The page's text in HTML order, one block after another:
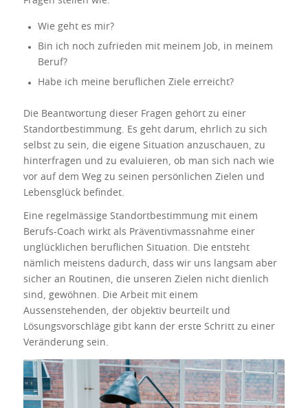
Wie geht es mir?
Bin ich noch zufrieden mit meinem Job, in meinem
Beruf?
Habe ich meine beruflichen Ziele erreicht?
Die Beantwortung dieser Fragen gehört zu einer
Standortbestimmung. Es geht darum, ehrlich zu sich
selbst zu sein, die eigene Situation anzuschauen, zu
hinterfragen und zu evaluieren, ob man sich nach wie
vor auf dem Weg zu seinen persönlichen Zielen und
Lebensglück befindet.
Eine regelmässige Standortbestimmung mit einem
Berufs-Coach wirkt als Präventivmassnahme einer
unglücklichen beruflichen Situation. Die entsteht
nämlich meistens dadurch, dass wir uns langsam aber
sicher an Routinen, die unseren Zielen nicht dienlich
sind, gewöhnen. Die Arbeit mit einem
Aussenstehenden, der objektiv beurteilt und
Lösungsvorschläge gibt kann der erste Schritt zu einer
Veränderung sein.